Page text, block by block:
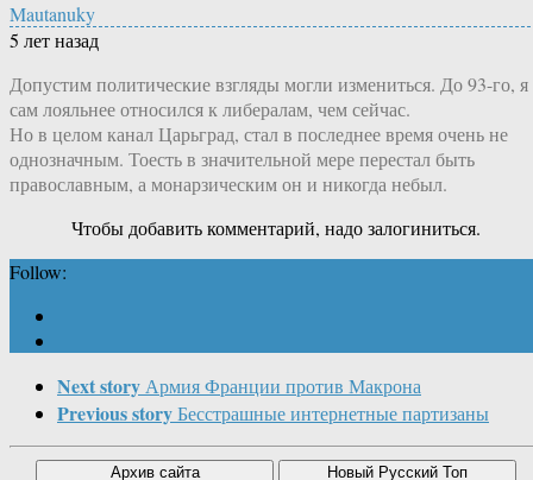
Mautanuky
5 лет назад
Допустим политические взгляды могли измениться. До 93-го, я
сам лояльнее относился к либералам, чем сейчас.
Но в целом канал Царьград, стал в последнее время очень не
однозначным. Тоесть в значительной мере перестал быть
православным, а монарзическим он и никогда небыл.
Чтобы добавить комментарий, надо залогиниться.
Follow:
Next storyАрмия Франции против Макрона
Previous storyБесстрашные интернетные партизаны